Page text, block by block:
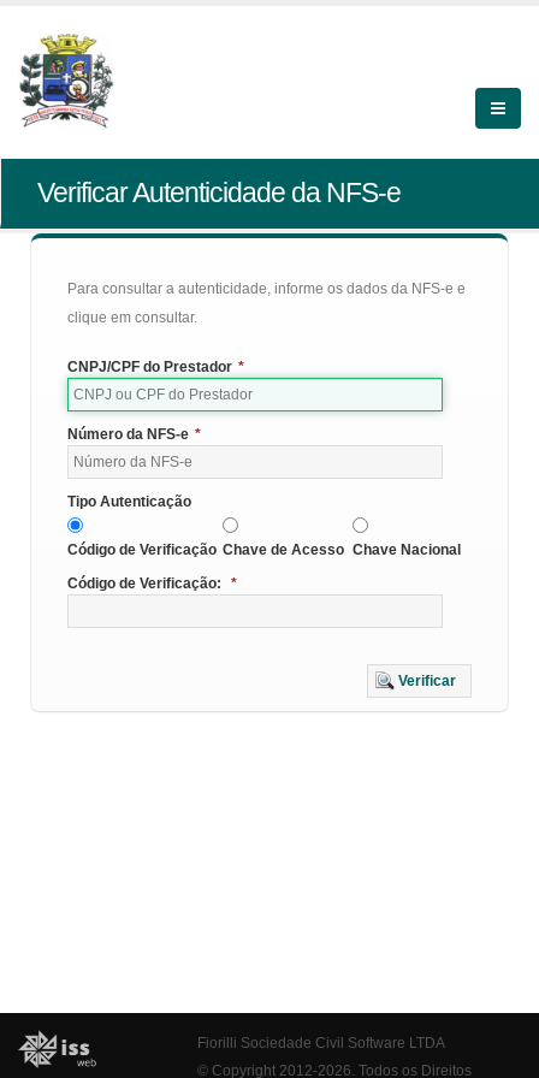
Verificar Autenticidade da NFS-e
Para consultar a autenticidade, informe os dados da NFS-e e
clique em consultar.
CNPJ/CPF do Prestador *
Número da NFS-e *
Tipo Autenticação
Código de Verificação Chave de Acesso Chave Nacional
Código de Verificação:
*
Verificar
Fiorilli Sociedade Civil Software LTDA
© Copyright 2012-2026. Todos os Direitos